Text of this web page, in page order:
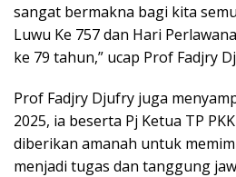
sangat bermakna bagi kita
Luwu Ke 757 dan Hari
ke 79 tahun,” ucap Prof Fadjry
Prof Fadjry Djufry juga
2025, ia beserta Pj Ketua TP
diberikan amanah untuk
menjadi tugas dan tanggung